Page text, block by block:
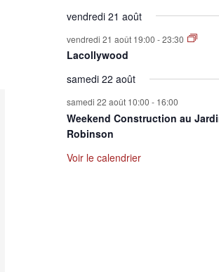
vendredi 21 août
vendredi 21 août 19:00 -23:30
Lacollywood
samedi 22 août
samedi 22 août 10:00 - 16:00
Weekend Construction au
Robinson
Voir le calendrier